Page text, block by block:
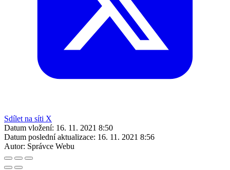
Sdílet na síti X
Datum vložení: 16. 11. 2021 8:50
Datum poslední aktualizace: 16. 11. 2021 8:56
Autor: Správce Webu